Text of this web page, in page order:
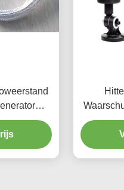
meten